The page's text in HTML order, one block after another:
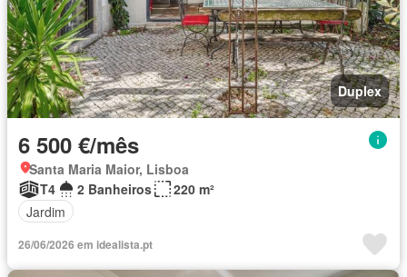
Duplex
6 500 €/mês
Santa Maria Maior, Lisboa
T4
2 Banheiros
220 m²
Jardim
26/06/2026 em idealista.pt